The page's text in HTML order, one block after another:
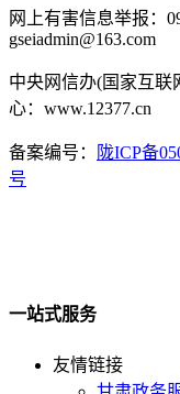
网上有害信息举报：
gseiadmin@163.com
中央网信办(国家互联
心：www.12377.cn
备案编号： 陇ICP备
号
一站式服务
友情链接